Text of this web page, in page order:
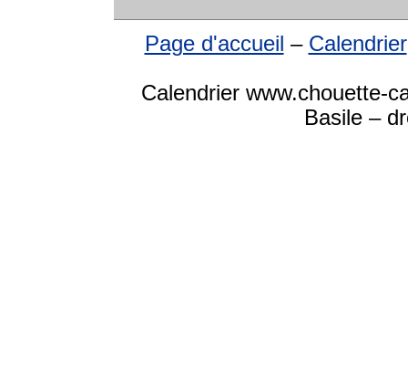
Page d'accueil – Calendrier
Calendrier www.chouette-
Basile –